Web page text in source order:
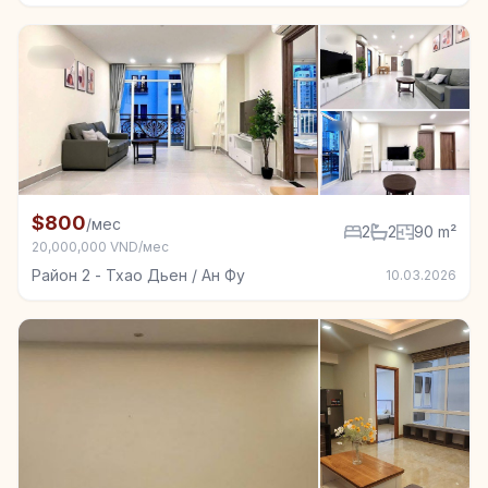
Квартира в аренду в Район 2 - Тхао Дьен / Ан Фу,
$800/мес
20,000,000 VND/мес
2 2 90 m²
Район 2 - Тхао Дьен / Ан Фу 10.03.2026